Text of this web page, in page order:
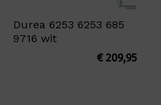
Durea 6253 6253 685
9716 wit
€209,95